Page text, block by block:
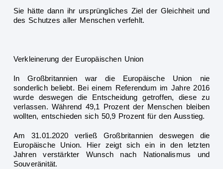
Sie hätte dann ihr ursprüngliches Ziel der Gleichheit und
des Schutzes aller Menschen verfehlt.
Verkleinerung der Europäischen Union
In Großbritannien war die Europäische Union nie
sonderlich beliebt. Beieinem Referendum im Jahre 2016
wurde deswegen die Entscheidung getroffen, diese zu
verlassen. Während 49,1 Prozent der Menschen bleiben
wollten, entschieden sich 50,9 Prozent für den Ausstieg.
Am 31.01.2020 verließ Großbritannien deswegen die
Europäische Union. Hier zeigt sich ein in den letzten
Jahren verstärkter Wunsch nach Nationalismus und
Souveränität.